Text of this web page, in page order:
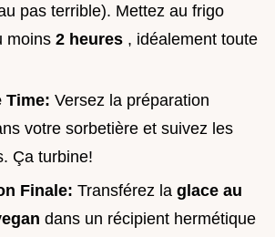
pas terrible). Mettez au frigo
moins 2 heures , idéalement toute
Time: Versez la préparation
votre sorbetière et suivez les
Ça turbine!
Finale: Transférez la glace au
dans un récipient hermétique